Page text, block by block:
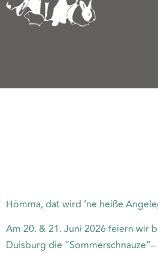
Hömma, dat wird ’ne heiße
Am 20. & 21. Juni 2026 feiern wir
Duisburg die